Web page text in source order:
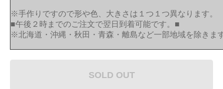
※手作りですので形や色、大きさは１つ１つ異なります。
■午後２時までのご注文で翌日到着可能です。■
※北海道・沖縄・秋田・青森・離島など一部地域を除きま
SOLD OUT